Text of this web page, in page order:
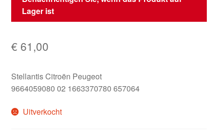
Lager ist
€ 61,00
Stellantis Citroën Peugeot
9664059080 02 1663370780 657064
Uitverkocht